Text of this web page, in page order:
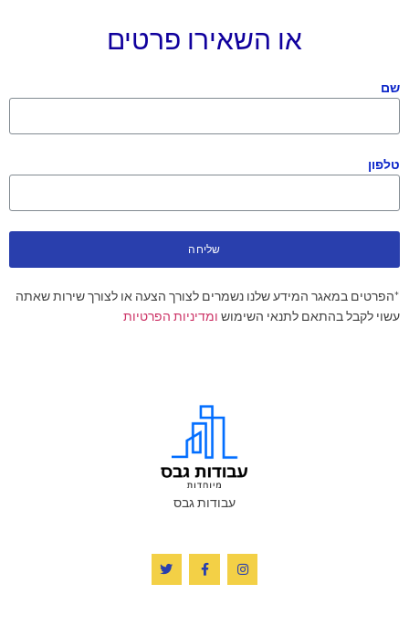
או השאירו פרטים
שם
טלפון
שליחה
*הפרטים במאגר המידע שלנו נשמרים לצורך הצעה או לצורך שירות שאתה
עשוי לקבל בהתאם לתנאי השימוש ומדיניות הפרטיות
עבודות גבס